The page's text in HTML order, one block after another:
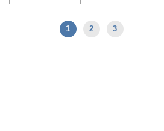
1 2 3